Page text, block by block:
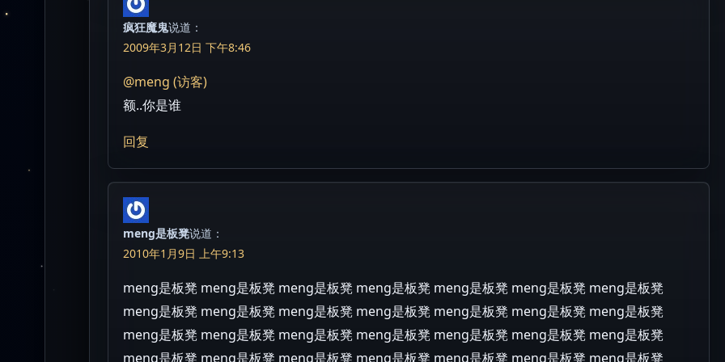
疯狂魔鬼说道：
2009年3月12日 下午8:46
@meng (访客)
额..你是谁
回复
meng是板凳说道：
2010年1月9日 上午9:13
meng是板凳 meng是板凳 meng是板凳 meng是板凳 meng是板凳 meng是板凳 meng是板凳
meng是板凳 meng是板凳 meng是板凳 meng是板凳 meng是板凳 meng是板凳 meng是板凳
meng是板凳 meng是板凳 meng是板凳 meng是板凳 meng是板凳 meng是板凳 meng是板凳
meng是板凳 meng是板凳 meng是板凳 meng是板凳 meng是板凳 meng是板凳 meng是板凳